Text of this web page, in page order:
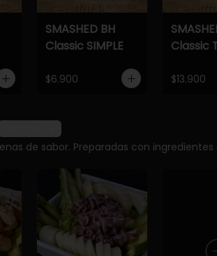
SMASHED BH
Classic SIMPLE
$6.900
Classic
$13.900
de sabor. Preparadas con